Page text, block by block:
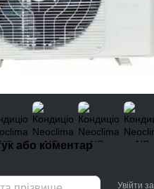
або коментар
Увійти